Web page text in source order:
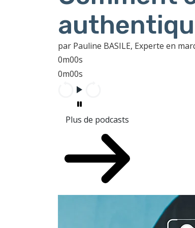
par Pauline BASILE, Experte en
0m00s
0m00s
Plus de podcasts